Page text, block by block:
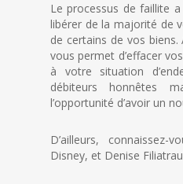
Le processus de faillite
libérer de la majorité de
de certains de vos
vous permet d’effacer
à votre situation
débiteurs honnêtes
l’opportunité d’avoir un
D’ailleurs,
Disney, et Denise